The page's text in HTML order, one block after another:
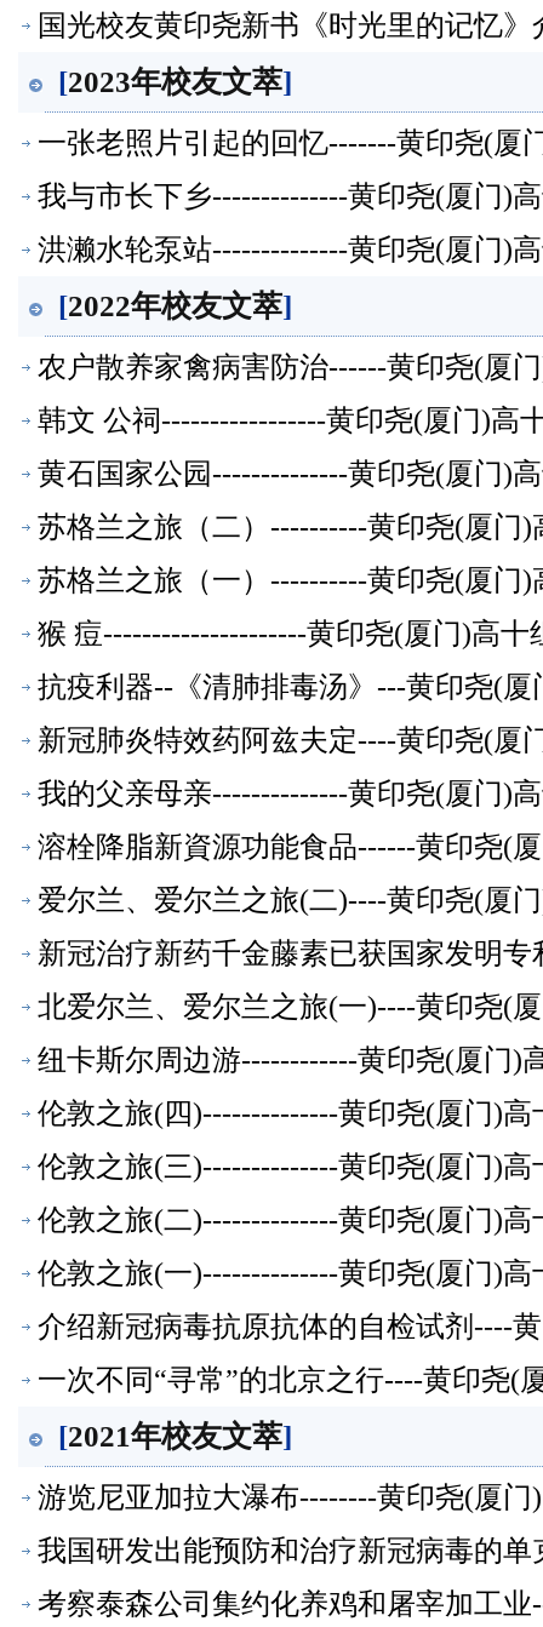
国光校友黄印尧新书《时光里的记忆
[2023年校友文萃]
一张老照片引起的回忆-------黄印尧(厦
我与市长下乡--------------黄印尧(厦门)
洪濑水轮泵站--------------黄印尧(厦门)
[2022年校友文萃]
农户散养家禽病害防治------黄印尧(厦
韩文 公祠-----------------黄印尧(厦门)高
黄石国家公园--------------黄印尧(厦门)
苏格兰之旅（二）----------黄印尧(厦门
苏格兰之旅（一）----------黄印尧(厦门
猴 痘---------------------黄印尧(厦门)高十
抗疫利器--《清肺排毒汤》---黄印尧(
新冠肺炎特效药阿兹夫定----黄印尧(厦
我的父亲母亲--------------黄印尧(厦门)
溶栓降脂新資源功能食品------黄印尧(
爱尔兰、爱尔兰之旅(二)----黄印尧(厦
新冠治疗新药千金藤素已获国家发明
北爱尔兰、爱尔兰之旅(一)----黄印尧(
纽卡斯尔周边游------------黄印尧(厦门)
伦敦之旅(四)--------------黄印尧(厦门)高
伦敦之旅(三)--------------黄印尧(厦门)高
伦敦之旅(二)--------------黄印尧(厦门)高
伦敦之旅(一)--------------黄印尧(厦门)高
介绍新冠病毒抗原抗体的自检试剂----
一次不同“寻常”的北京之行----黄印尧(
[2021年校友文萃]
游览尼亚加拉大瀑布--------黄印尧(厦
我国研发出能预防和治疗新冠病毒的
考察泰森公司集约化养鸡和屠宰加工